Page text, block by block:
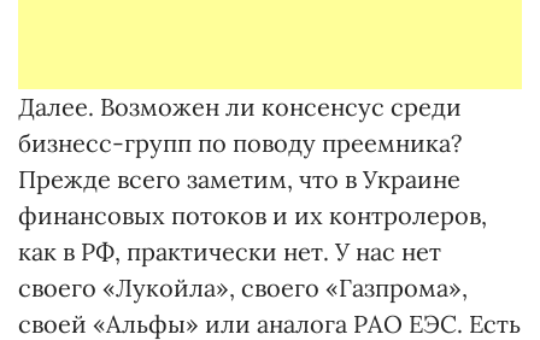
Далее. Возможен ли консенсус среди
бизнесс-групп по поводу преемника?
Прежде всего заметим, что в Украине
финансовых потоков и их контролеров,
как в РФ, практически нет. У нас нет
своего «Лукойла», своего «Газпрома»,
своей «Альфы» или аналога РАО ЕЭС. Есть